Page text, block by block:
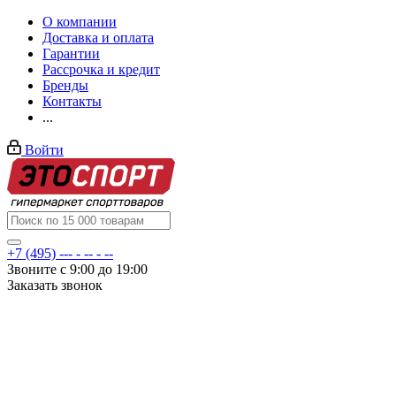
О компании
Доставка и оплата
Гарантии
Рассрочка и кредит
Бренды
Контакты
...
Войти
+7 (495) --- - -- - --
Звоните с 9:00 до 19:00
Заказать звонок